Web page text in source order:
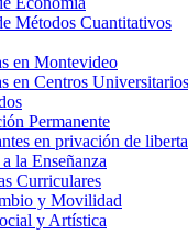
Métodos Cuantitativos
en Montevideo
en Centros
Permanente
en privación de
la Enseñanza
Curriculares
y Movilidad
y Artística